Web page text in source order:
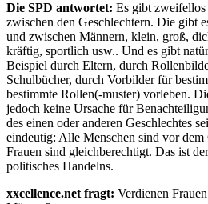
Die SPD antwortet: Es gibt
zwischen den Geschlechtern. Die gibt
und zwischen Männern, klein, groß,
kräftig, sportlich usw.. Und es gibt
Beispiel durch Eltern, durch
Schulbücher, durch Vorbilder für
bestimmte Rollen(-muster) vorleben.
jedoch keine Ursache für
des einen oder anderen Geschlechtes
eindeutig: Alle Menschen sind vor
Frauen sind gleichberechtigt. Das ist
politisches Handelns.
xxcellence.net fragt: Verdienen